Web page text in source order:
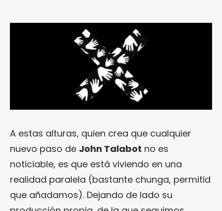
A estas alturas, quien crea que cualquier
nuevo paso de John Talabot no es
noticiable, es que está viviendo en una
realidad paralela (bastante chunga, permitid
que añadamos). Dejando de lado su